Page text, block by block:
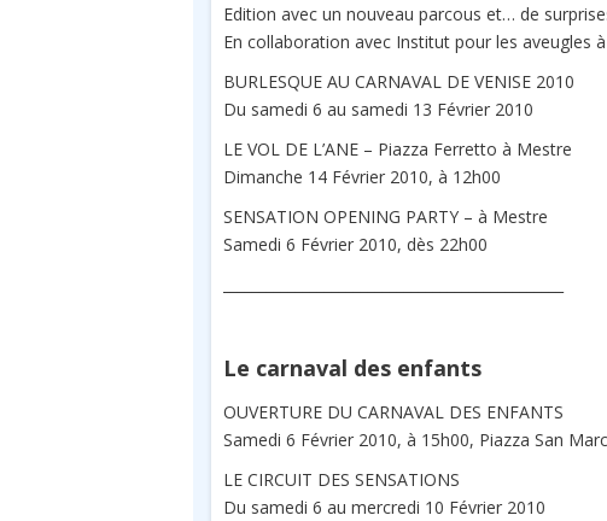
Edition avec un nouveau parcous et… de
En collaboration avec Institut pour les aveugles
BURLESQUE AU CARNAVAL DE VENISE 2010
Du samedi 6 au samedi 13 Février 2010
LE VOL DE L’ANE – Piazza Ferretto à Mestre
Dimanche 14 Février 2010, à 12h00
SENSATION OPENING PARTY – à Mestre
Samedi 6 Février 2010, dès 22h00
Le carnaval des enfants
OUVERTURE DU CARNAVAL DES ENFANTS
Samedi 6 Février 2010, à 15h00, Piazza San
LE CIRCUIT DES SENSATIONS
Du samedi 6 au mercredi 10 Février 2010